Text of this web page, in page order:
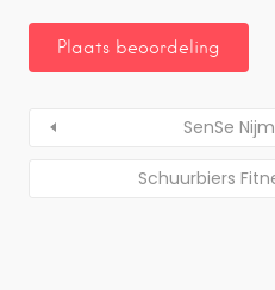
SenSe
Schuurbiers